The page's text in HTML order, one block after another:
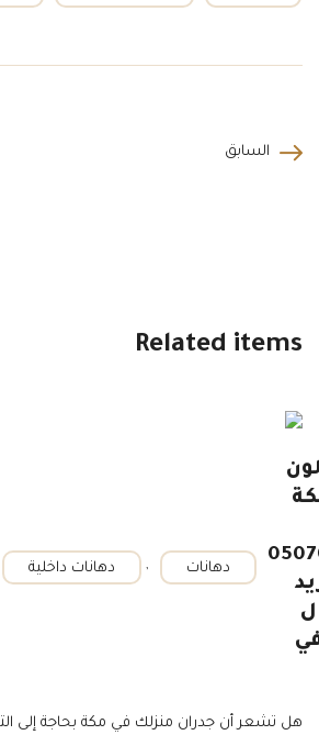
السابق
Related items
دهانات , دهانات داخلية
هل تشعر أن جدران منزلك في مكة بحاجة إلى